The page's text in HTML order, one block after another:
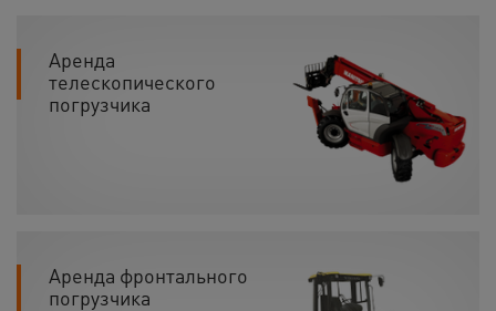
Аренда
телескопического
погрузчика
Аренда фронтального
погрузчика